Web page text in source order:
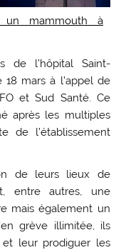
un mammouth à
de l’hôpital Saint-
mars à l’appel de
et Sud Santé. Ce
après les multiples
de l’établissement
de leurs lieux de
entre autres, une
mais également un
grève illimitée, ils
et leur prodiguer les